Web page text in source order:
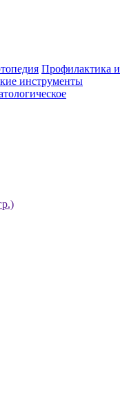
Профилактика и
инструменты